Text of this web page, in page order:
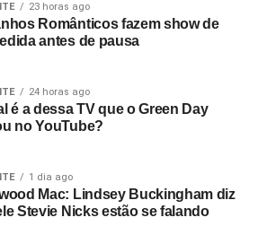
23 horas ago
Românticos fazem show de
antes de pausa
24 horas ago
é a dessa TV que o Green Day
no YouTube?
1 dia ago
Mac: Lindsey Buckingham diz
Stevie Nicks estão se falando